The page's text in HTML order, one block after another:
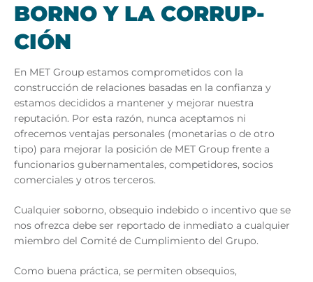
BORNO Y LA CO­RRUP­
CIÓN
En MET Group estamos comprometidos con la
construcción de relaciones basadas en la confianza y
estamos decididos a mantener y mejorar nuestra
reputación. Por esta razón, nunca aceptamos ni
ofrecemos ventajas personales (monetarias o de otro
tipo) para mejorar la posición de MET Group frente a
funcionarios gubernamentales, competidores, socios
comerciales y otros terceros.
Cualquier soborno, obsequio indebido o incentivo que se
nos ofrezca debe ser reportado de inmediato a cualquier
miembro del Comité de Cumplimiento del Grupo.
Como buena práctica, se permiten obsequios,